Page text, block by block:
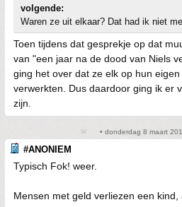
volgende:
Waren ze uit elkaar? Dat had ik niet
Toen tijdens dat gesprekje op dat
van "een jaar na de dood van Niels
ging het over dat ze elk op hun
verwerkten. Dus daardoor ging ik er
zijn.
• donderdag 8 maart
#ANONIEM
Typisch Fok! weer.
Mensen met geld verliezen een kind,